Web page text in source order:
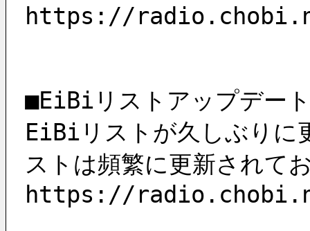
https://
■EiBiリストアップデー
EiBiリストが久しぶりに
ストは頻繁に更新されて
https://